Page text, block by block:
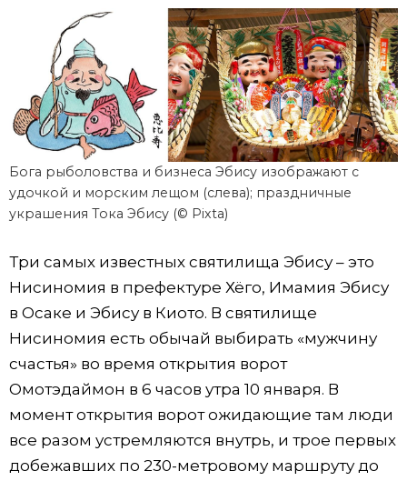
Бога рыболовства и бизнеса Эбису изображают с
удочкой и морским лещом (слева); праздничные
украшения Тока Эбису (© Pixta)
Три самых известных святилища Эбису – это
Нисиномия в префектуре Хёго, Имамия Эбису
в Осаке и Эбису в Киото. В святилище
Нисиномия есть обычай выбирать «мужчину
счастья» во время открытия ворот
Омотэдаймон в 6 часов утра 10 января. В
момент открытия ворот ожидающие там люди
все разом устремляются внутрь, и трое первых
добежавших по 230-метровому маршруту до